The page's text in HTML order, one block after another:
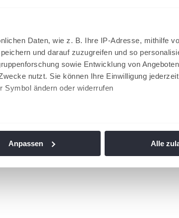
Daten, wie z. B. Ihre IP-Adresse, mithilfe
und darauf zuzugreifen und so
sowie Entwicklung von
nutzt. Sie können Ihre Einwilligung
Symbol ändern oder widerrufen
Anpassen Alle